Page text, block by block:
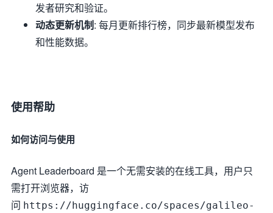
发者研究和验证。
动态更新机制: 每月更新排行榜，同步最新模型发布
和性能数据。
使用帮助
如何访问与使用
Agent Leaderboard 是一个无需安装的在线工具，用户只
需打开浏览器，访
问 https://huggingface.co/spaces/galileo-